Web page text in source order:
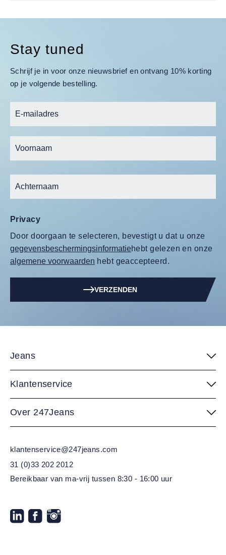
Stay tuned
Schrijf je in voor onze nieuwsbrief en ontvang 10% korting
op je volgende bestelling.
Privacy
Door doorgaan te selecteren, bevestigt u dat u onze
gegevensbeschermingsinformatiehebt gelezen en onze
algemene voorwaarden hebt geaccepteerd.
VERZENDEN
Jeans
Klantenservice
Over 247Jeans
klantenservice@247jeans.com
31 (0)33 202 2012
Bereikbaar van ma-vrij tussen 8:30 - 16:00 uur